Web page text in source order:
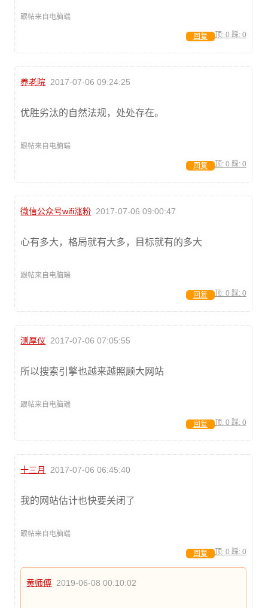
跟帖来自电脑端
顶: 0 踩: 0
回复
养老院 2017-07-06 09:24:25
优胜劣汰的自然法规，处处存在。
跟帖来自电脑端
顶: 0 踩: 0
回复
微信公众号wifi涨粉 2017-07-06 09:00:47
心有多大，格局就有大多，目标就有的多大
跟帖来自电脑端
顶: 0 踩: 0
回复
测厚仪 2017-07-06 07:05:55
所以搜索引擎也越来越照顾大网站
跟帖来自电脑端
顶: 0 踩: 0
回复
十三月 2017-07-06 06:45:40
我的网站估计也快要关闭了
跟帖来自电脑端
顶: 0 踩: 0
回复
黄师傅 2019-06-08 00:10:02